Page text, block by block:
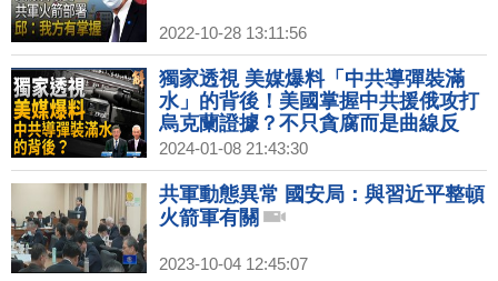
2022-10-28 13:11:56
獨家透視 美媒爆料「中共導彈裝滿
水」的背後！美國掌握中共援俄攻打
烏克蘭證據？不只貪腐而是曲線反
習？縱看中國經濟崩壞大走勢！選總
統也是選未來！｜吳嘉隆｜黃清龍｜
新聞大破解 【2024年1月8日】
2024-01-08 21:43:30
共軍動態異常 國安局：與習近平整頓
火箭軍有關
2023-10-04 12:45:07